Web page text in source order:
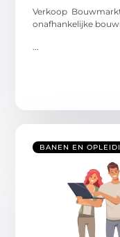
Verkoop
onafhankelijke
BANEN EN